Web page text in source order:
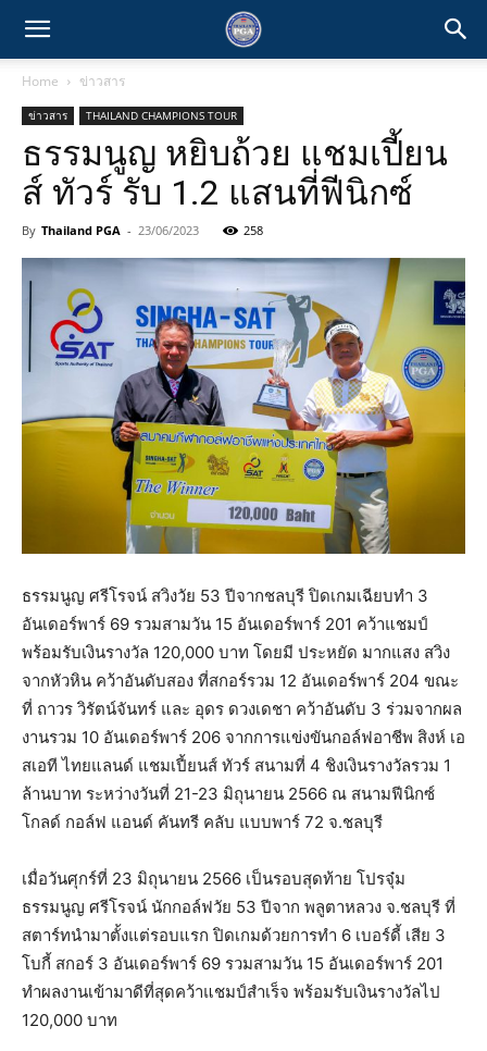
Home ข่าวสาร
ข่าวสาร THAILAND CHAMPIONS TOUR
ธรรมนูญ หยิบถ้วย แชมเปี้ยน
ส์ ทัวร์ รับ 1.2 แสนที่ฟีนิกซ์
By Thailand PGA - 23/06/2023 258
ธรรมนูญ ศรีโรจน์ สวิงวัย 53 ปีจากชลบุรี ปิดเกมเฉียบทำ 3
อันเดอร์พาร์ 69 รวมสามวัน 15 อันเดอร์พาร์ 201 คว้าแชมป์
พร้อมรับเงินรางวัล 120,000 บาท โดยมี ประหยัด มากแสง สวิง
จากหัวหิน คว้าอันดับสอง ที่สกอร์รวม 12 อันเดอร์พาร์ 204 ขณะ
ที่ ถาวร วิรัตน์จันทร์ และ อุดร ดวงเดชา คว้าอันดับ 3 ร่วมจากผล
งานรวม 10 อันเดอร์พาร์ 206 จากการแข่งขันกอล์ฟอาชีพ สิงห์ เอ
สเอที ไทยแลนด์ แชมเปี้ยนส์ ทัวร์ สนามที่ 4 ชิงเงินรางวัลรวม 1
ล้านบาท ระหว่างวันที่ 21-23 มิถุนายน 2566 ณ สนามฟีนิกซ์
โกลด์ กอล์ฟ แอนด์ คันทรี คลับ แบบพาร์ 72 จ.ชลบุรี
เมื่อวันศุกร์ที่ 23 มิถุนายน 2566 เป็นรอบสุดท้าย โปรจุ๋ม
ธรรมนูญ ศรีโรจน์ นักกอล์ฟวัย 53 ปีจาก พลูตาหลวง จ.ชลบุรี ที่
สตาร์ทนำมาตั้งแต่รอบแรก ปิดเกมด้วยการทำ 6 เบอร์ดี้ เสีย 3
โบกี้ สกอร์ 3 อันเดอร์พาร์ 69 รวมสามวัน 15 อันเดอร์พาร์ 201
ทำผลงานเข้ามาดีที่สุดคว้าแชมป์สำเร็จ พร้อมรับเงินรางวัลไป
120,000 บาท